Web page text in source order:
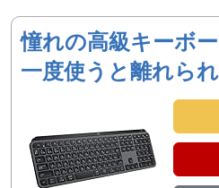
憧れの高級キーボ
一度使うと離れら